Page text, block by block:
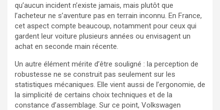
qu’aucun incident n’existe jamais, mais plutôt que
l’acheteur ne s’aventure pas en terrain inconnu. En France,
cet aspect compte beaucoup, notamment pour ceux qui
gardent leur voiture plusieurs années ou envisagent un
achat en seconde main récente.
Un autre élément mérite d’être souligné : la perception de
robustesse ne se construit pas seulement sur les
statistiques mécaniques. Elle vient aussi de l’ergonomie, de
la simplicité de certains choix techniques et de la
constance d’assemblage. Sur ce point, Volkswagen